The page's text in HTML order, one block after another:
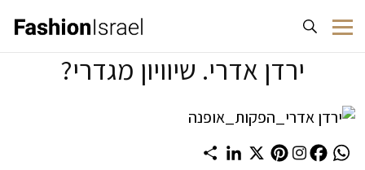
ירדן אדרי. שיוויון מגדרי?
WhatsApp
Facebook
Pinterest
X
LinkedIn
Share